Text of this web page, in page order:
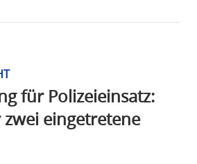
für Polizeieinsatz:
eingetretene